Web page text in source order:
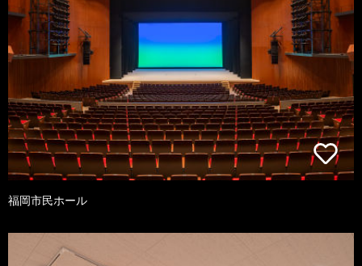
福岡市民ホール